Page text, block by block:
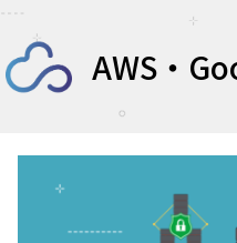
AWS・